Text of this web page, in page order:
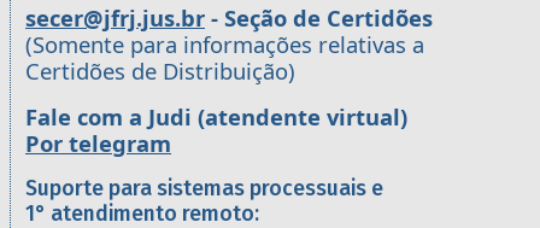
secer@jfrj.jus.br - Seção de Certidões
(Somente para informações relativas a
Certidões de Distribuição)
Fale com a Judi (atendente virtual)
Por telegram
Suporte para sistemas processuais e
1° atendimento remoto: